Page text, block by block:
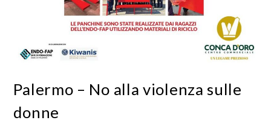
Palermo – No alla violenza sulle
donne